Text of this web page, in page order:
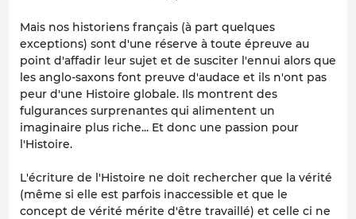
Mais nos historiens français (à part quelques
exceptions) sont d'une réserve à toute épreuve au
point d'affadir leur sujet et de susciter l'ennui alors que
les anglo-saxons font preuve d'audace et ils n'ont pas
peur d'une Histoire globale. Ils montrent des
fulgurances surprenantes qui alimentent un
imaginaire plus riche... Et donc une passion pour
l'Histoire.
L'écriture de l'Histoire ne doit rechercher que la vérité
(même si elle est parfois inaccessible et que le
concept de vérité mérite d'être travaillé) et celle ci ne